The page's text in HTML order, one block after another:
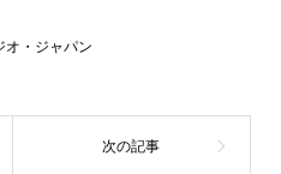
オ・ジャパン